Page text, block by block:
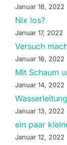
Januar 18, 2022
Nix los?
Januar 17, 2022
Versuch
Januar 16, 2022
Mit Schaum
Januar 14, 2022
Januar 13, 2022
ein paar
Januar 12, 2022